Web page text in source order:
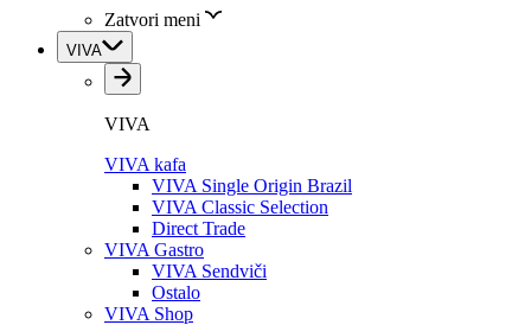
Zatvori meni
VIVA
VIVA
VIVA kafa
VIVA Single Origin Brazil
VIVA Classic Selection
Direct Trade
VIVA Gastro
VIVA Sendviči
Ostalo
VIVA Shop